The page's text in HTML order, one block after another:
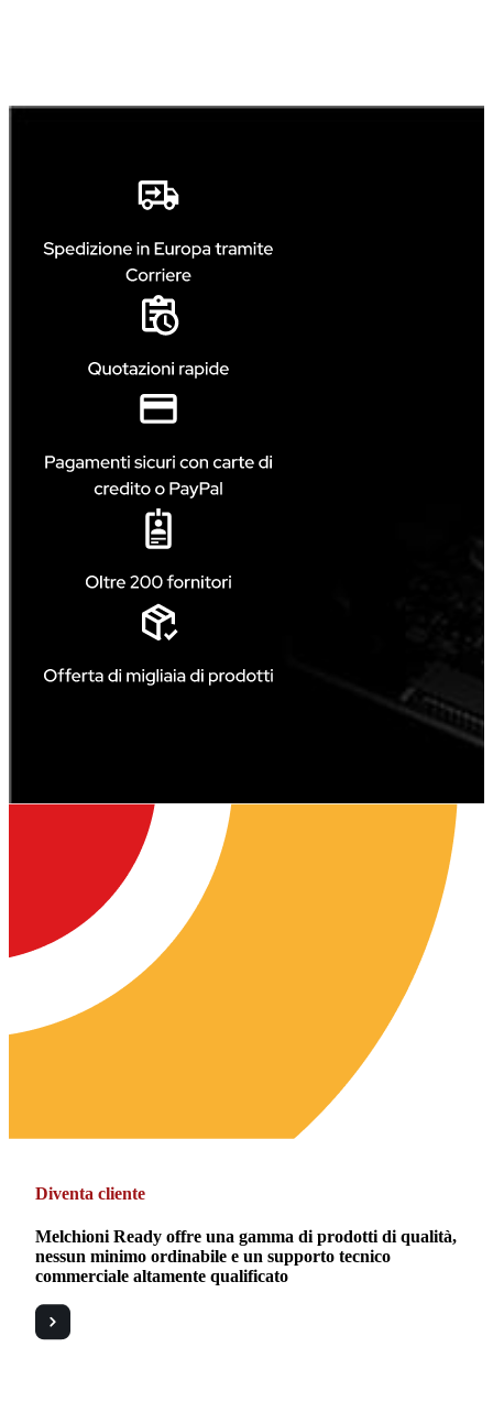
Diventa cliente
Melchioni Ready offre una gamma di prodotti di qualità,
nessun minimo ordinabile e un supporto tecnico
commerciale altamente qualificato